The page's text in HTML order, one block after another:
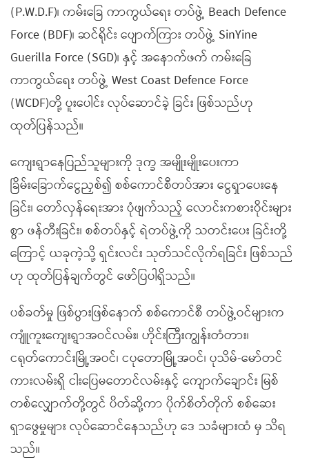
(P.W.D.F)၊ ကမ်းခြေ ကာကွယ်ရေး တပ်ဖွဲ့ Beach Defence
Force (BDF)၊ ဆင်ရိုင်း ပျောက်ကြား တပ်ဖွဲ့ SinYine
Guerilla Force (SGD)၊ နှင့် အနောက်ဖက် ကမ်းခြေ
ကာကွယ်ရေး တပ်ဖွဲ့ West Coast Defence Force
(WCDF)တို့ ပူးပေါင်း လုပ်ဆောင်ခဲ့ ခြင်း ဖြစ်သည်ဟု
ထုတ်ပြန်သည်။
ကျေးရွာနေပြည်သူများကို ဒုက္ခ အမျိုးမျိုးပေးကာ
ခြိမ်းခြောက်ငွေညှစ်၍ စစ်ကောင်စီတပ်အား ငွေရှာပေးနေ
ခြင်း၊ တော်လှန်ရေးအား ပုံဖျက်သည့် လောင်းကစားဝိုင်းများ
စွာ ဖန်တီးခြင်း၊ စစ်တပ်နှင့် ရဲတပ်ဖွဲ့ကို သတင်းပေး ခြင်းတို့
ကြောင့် ယခုကဲ့သို့ ရှင်းလင်း သုတ်သင်လိုက်ရခြင်း ဖြစ်သည်
ဟု ထုတ်ပြန်ချက်တွင် ဖော်ပြပါရှိသည်။
ပစ်ခတ်မှု ဖြစ်ပွားဖြစ်နောက် စစ်ကောင်စီ တပ်ဖွဲ့ဝင်များက
ကျူံကူးကျေးရွာအဝင်လမ်း၊ ဟိုင်းကြီးကျွန်းတံတား၊
ငရုတ်ကောင်းမြို့အဝင်၊ ငပုတောမြို့အဝင်၊ ပုသိမ်-မော်တင်
ကားလမ်းရှိ ငါးပြေမတောင်လမ်းနှင့် ကျောက်ချောင်း မြစ်
တစ်လျှောက်တို့တွင် ပိတ်ဆို့ကာ ပိုက်စိတ်တိုက် စစ်ဆေး
ရှာဖွေမှုများ လုပ်ဆောင်နေသည်ဟု ဒေ သခံများထံ မှ သိရ
သည်။